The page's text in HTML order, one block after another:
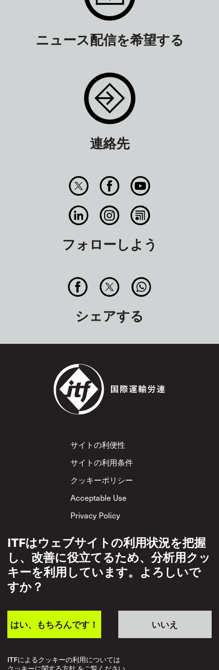
ニュース配信を希望する
連絡先
フォローしよう
シェアする
Footer
サイトの利便性
サイトの利用条件
クッキーポリシー
Acceptable Use
Privacy Policy
ITFはウェブサイトの利用状況を把握
し、改善に役立てるため、分析用クッ
キーを利用しています。よろしいで
すか？
いいえ
はい、もちろんです！
ITFによるクッキーの利用については